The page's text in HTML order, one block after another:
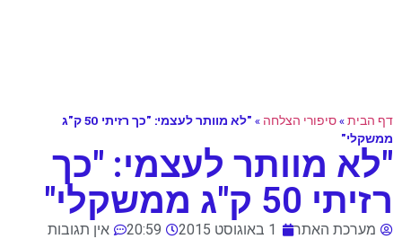
דף הבית»סיפורי הצלחה »
"לא מוותר לעצמי: "כך רזיתי 50 ק"ג
ממשקלי"
"לא מוותר לעצמי: "כך
רזיתי 50 ק"ג ממשקלי"
מערכת האתר 1 באוגוסט 2015 20:59 אין תגובות